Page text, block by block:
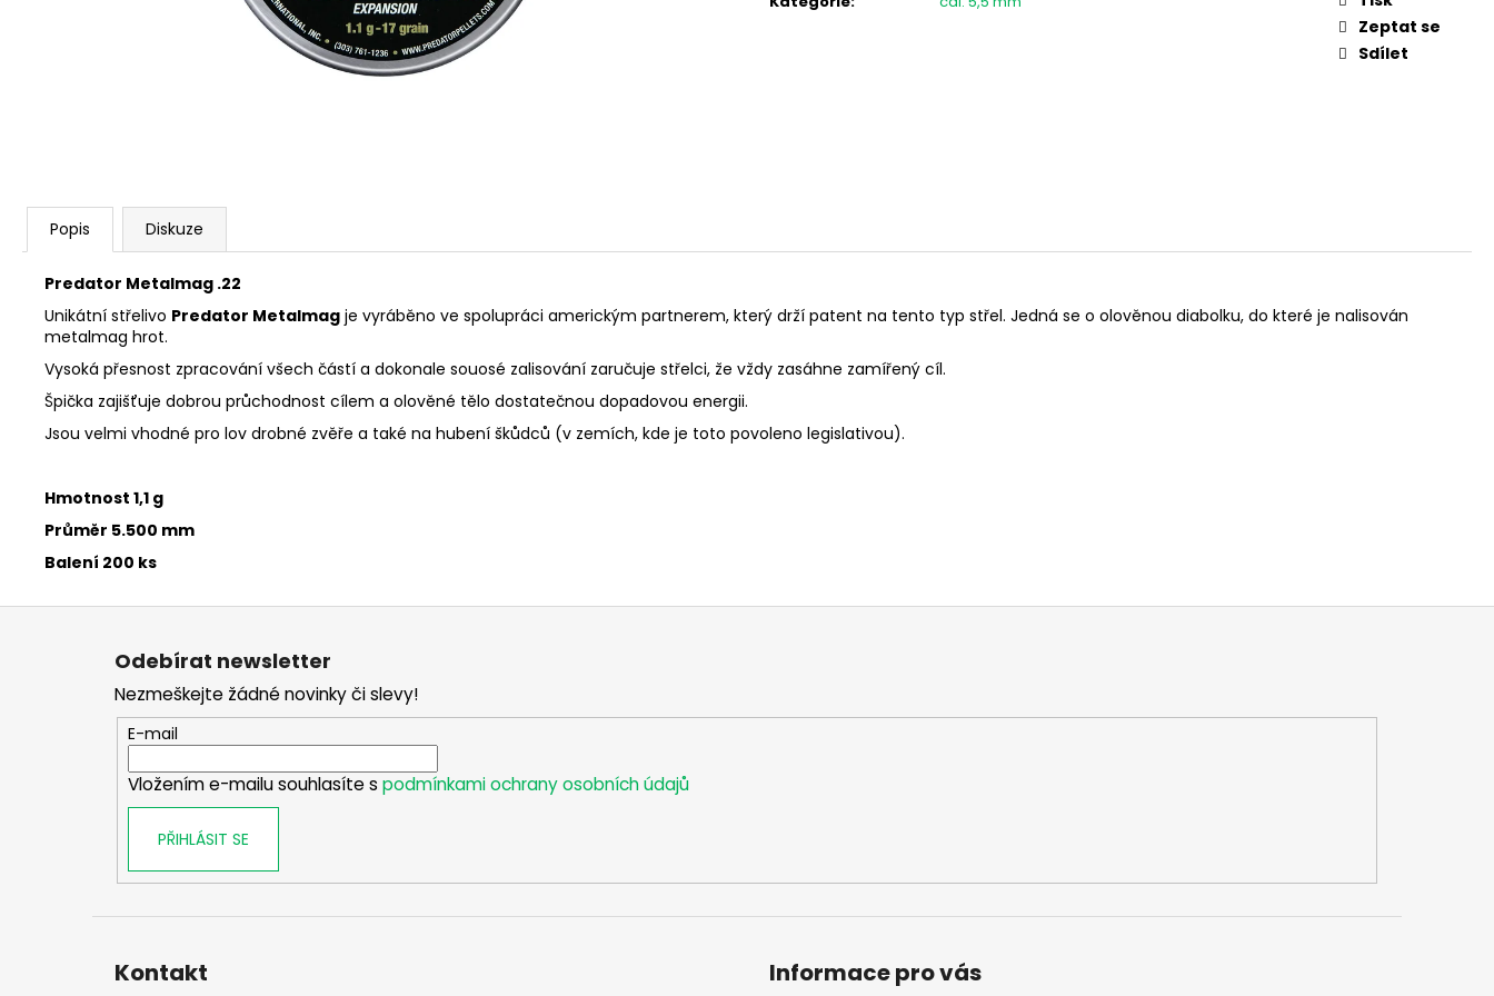
Zeptat se
Sdílet
Popis Diskuze
Predator Metalmag .22
Unikátní střelivo Predator Metalmag je vyráběno ve spolupráci americkým partnerem, který drží patent na tento typ střel. Jedná se o olověnou diabolku, do které je nalisován
metalmag hrot.
Vysoká přesnost zpracování všech částí a dokonale souosé zalisování zaručuje střelci, že vždy zasáhne zamířený cíl.
Špička zajišťuje dobrou průchodnost cílem a olověné tělo dostatečnou dopadovou energii.
Jsou velmi vhodné pro lov drobné zvěře a také na hubení škůdců (v zemích, kde je toto povoleno legislativou).
Hmotnost 1,1 g
Průměr 5.500 mm
Balení 200 ks
KOŠILE PINEWOOD PRESTWICK LADIES
FLEECOVÁ LOVECKÁ BUNDA SPIKE
1 250 Kč
PISTOLE HS S5 CAL. 45 AUTO, 3,3"
Z
Odebírat newsletter
Nezmeškejte žádné novinky či slevy!
E-mail
Vložením e-mailu souhlasíte s podmínkami ochrany osobních údajů
PŘIHLÁSIT SE
Kontakt Informace pro vás